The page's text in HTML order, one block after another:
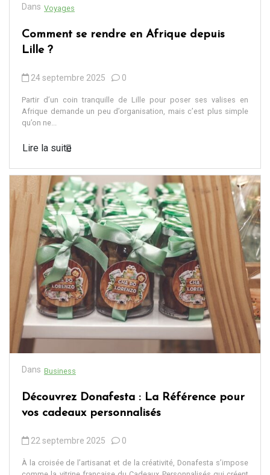
Dans Voyages
Comment se rendre en Afrique depuis
Lille ?
24 septembre 2025 0
Partir d’un coin tranquille de Lille pour poser ses valises en
Afrique demande un peu d’organisation, mais c’est plus simple
qu’on ne...
Lire la suite
Dans Business
Découvrez Donafesta : La Référence pour
vos cadeaux personnalisés
22 septembre 2025 0
À la croisée de l’artisanat et de la créativité, Donafesta s’impose